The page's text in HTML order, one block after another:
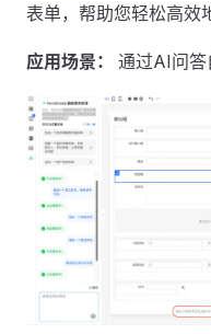
表单，帮助您轻松高效
应用场景： 通过AI问答